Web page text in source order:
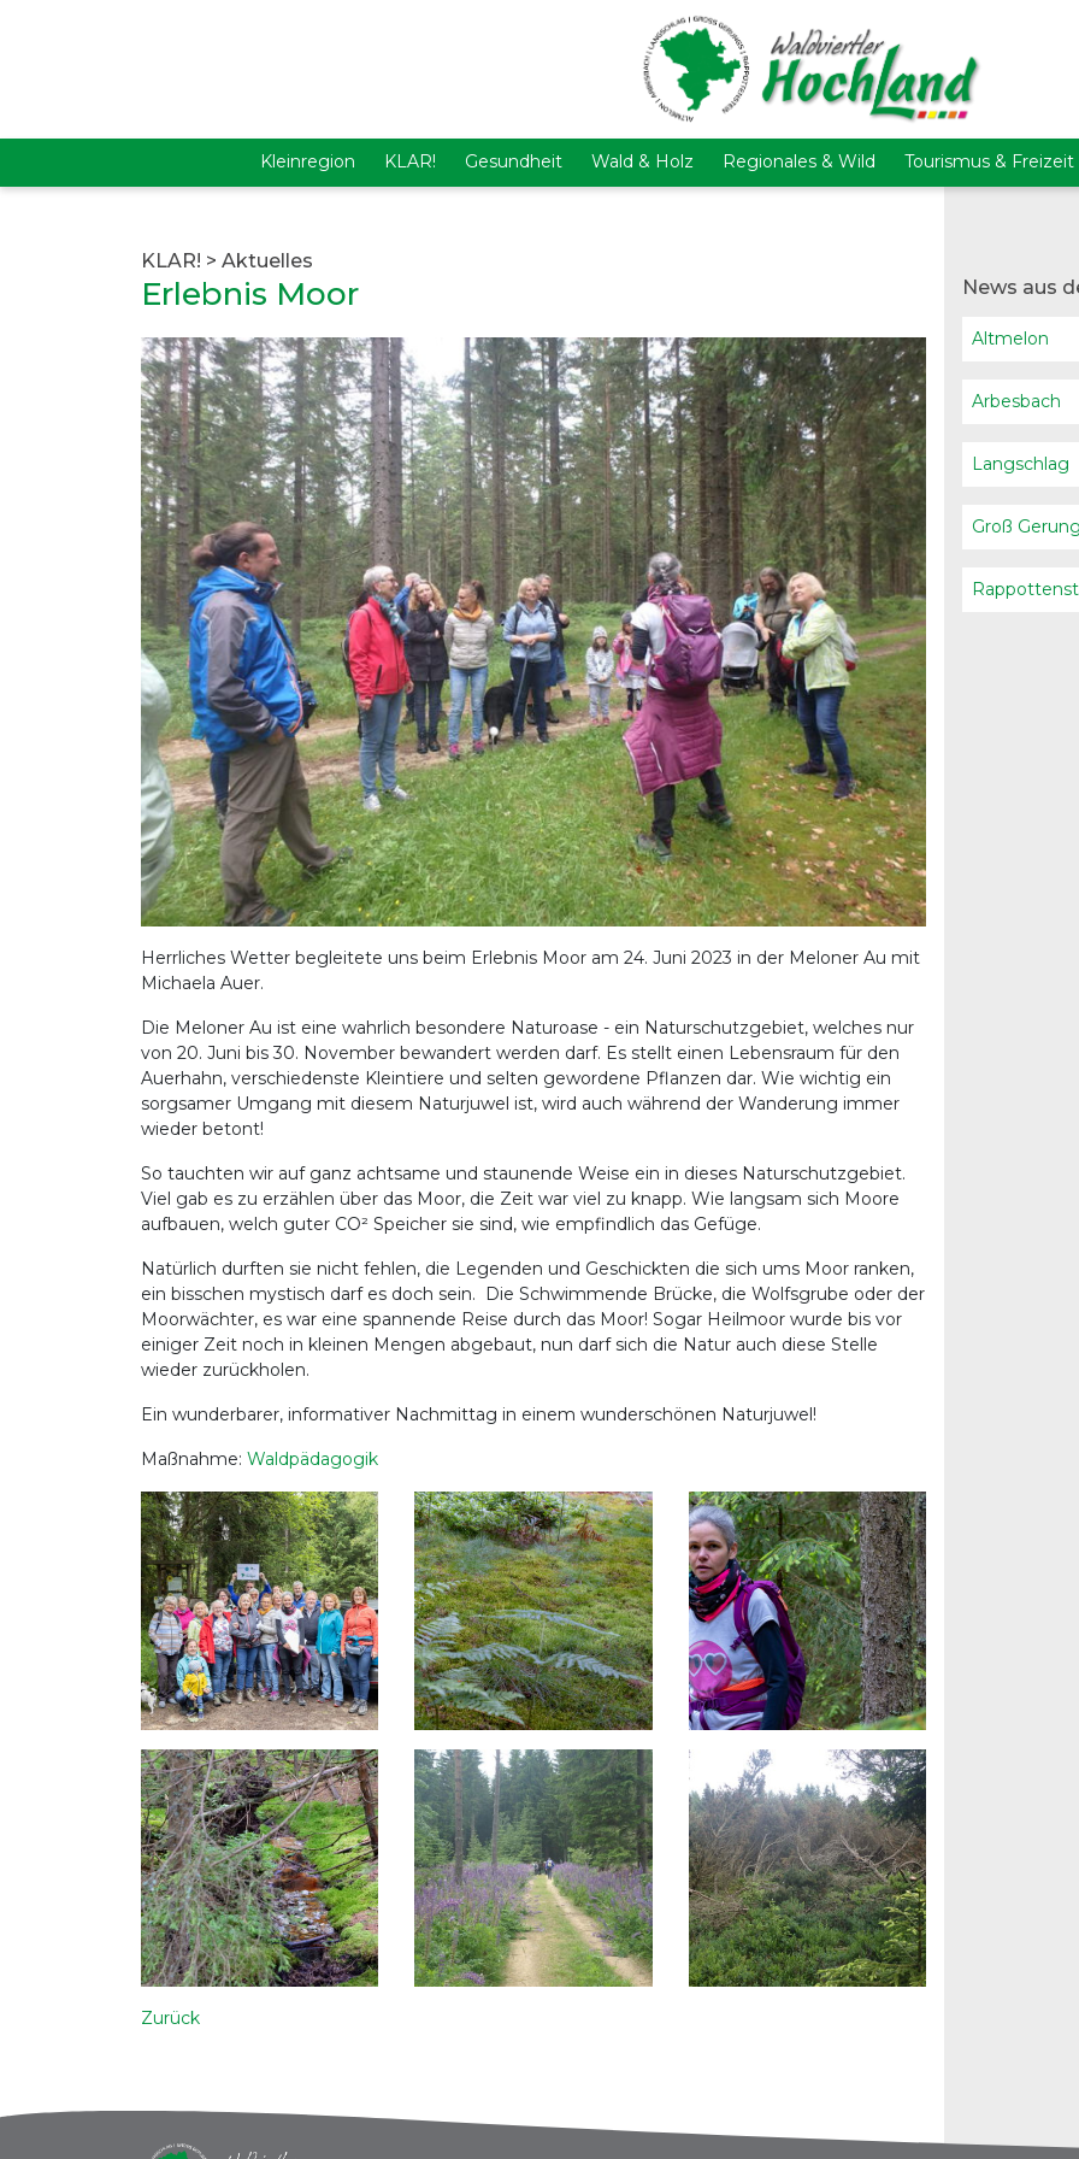
Kleinregion KLAR! Gesundheit Wald & Holz Regionales & Wild Tourismus & Freizeit
KLAR! > Aktuelles
Erlebnis Moor
Herrliches Wetter begleitete uns beim Erlebnis Moor am 24. Juni 2023 in der Meloner Au mit
Michaela Auer.
Die Meloner Au ist eine wahrlich besondere Naturoase - ein Naturschutzgebiet, welches nur
von 20. Juni bis 30. November bewandert werden darf. Es stellt einen Lebensraum für den
Auerhahn, verschiedenste Kleintiere und selten gewordene Pflanzen dar. Wie wichtig ein
sorgsamer Umgang mit diesem Naturjuwel ist, wird auch während der Wanderung immer
wieder betont!
So tauchten wir auf ganz achtsame und staunende Weise ein in dieses Naturschutzgebiet.
Viel gab es zu erzählen über das Moor, die Zeit war viel zu knapp. Wie langsam sich Moore
aufbauen, welch guter CO² Speicher sie sind, wie empfindlich das Gefüge.
Natürlich durften sie nicht fehlen, die Legenden und Geschickten die sich ums Moor ranken,
ein bisschen mystisch darf es doch sein. Die Schwimmende Brücke, die Wolfsgrube oder der
Moorwächter, es war eine spannende Reise durch das Moor! Sogar Heilmoor wurde bis vor
einiger Zeit noch in kleinen Mengen abgebaut, nun darf sich die Natur auch diese Stelle
wieder zurückholen.
Ein wunderbarer, informativer Nachmittag in einem wunderschönen Naturjuwel!
Maßnahme: Waldpädagogik
Zurück
News aus
Altmelon
Arbesbach
Langschlag
Groß